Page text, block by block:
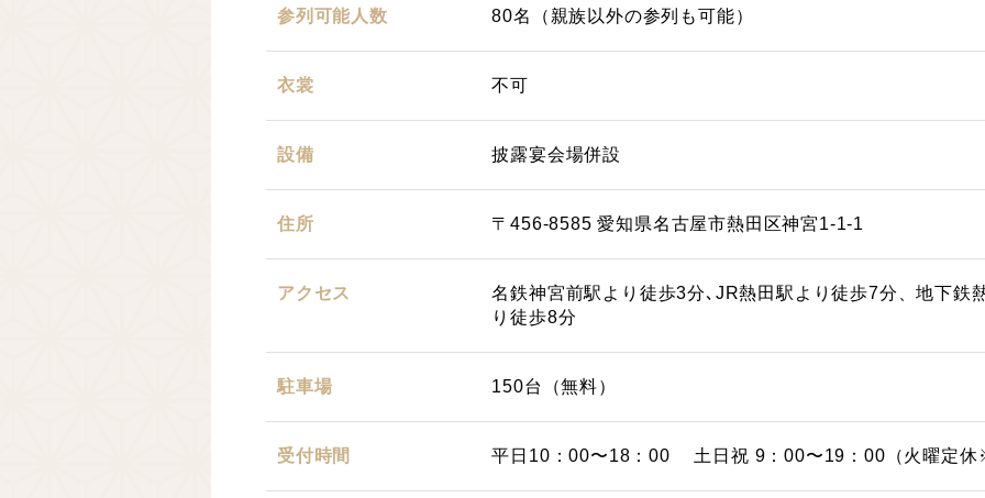
参列可能人数 80名（親族以外の参列も可能）
衣裳 不可
設備 披露宴会場併設
住所 〒456-8585 愛知県名古屋市熱田区神宮1-1-1
アクセス
名鉄神宮前駅より徒歩3分､JR熱田駅より徒歩7分、地下鉄
り徒歩8分
駐車場 150台（無料）
受付時間 平日10：00〜18：00 土日祝 9：00〜19：00（火曜定休